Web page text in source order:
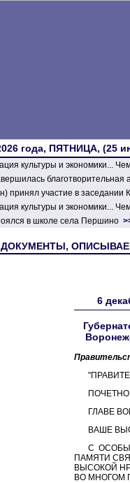
года, ПЯТНИЦА, (25
культуры и экономики...
благотворительная
принял участие в
культуры и экономики...
в школе села Першино
6
ГЛАВЕ
ВАШЕ
С
ПАМЯТИ
ВЫСОКОЙ
ВО МНОГОМ